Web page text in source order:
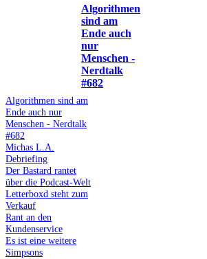
Algorithmen
sind am
Ende auch
nur
Menschen -
Nerdtalk
#682
Algorithmen sind am
Ende auch nur
Menschen - Nerdtalk
#682
Michas L.A.
Debriefing
Der Bastard rantet
über die Podcast-Welt
Letterboxd steht zum
Verkauf
Rant an den
Kundenservice
Es ist eine weitere
Simpsons